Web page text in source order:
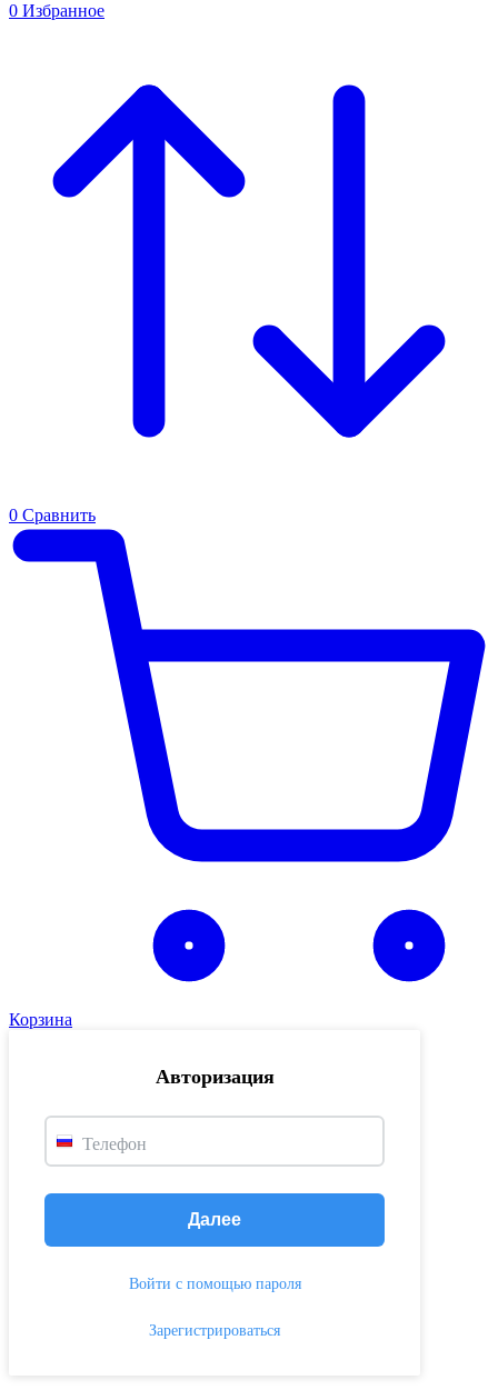
0 Избранное
0 Сравнить
Корзина
Авторизация
Телефон
Далее
Войти с помощью пароля
Зарегистрироваться